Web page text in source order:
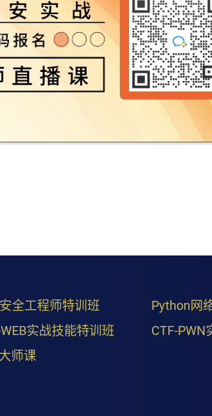
全工程师特训班 Python网
实战技能特训班 CTF-PWN
师课